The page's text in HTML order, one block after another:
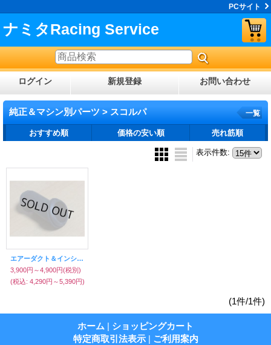
PCサイト
ナミタRacing Service
ログイン 新規登録 お問い合わせ
純正＆マシン別パーツ > スコルパ 一覧
おすすめ順 価格の安い順 売れ筋順
表示件数:
エアーダクト＆インシュレーター（キャブレータジョント）TYS125F
3,900円～4,900円(税別)
(税込: 4,290円～5,390円)
(1件/1件)
ホーム | ショッピングカート
特定商取引法表示 | ご利用案内